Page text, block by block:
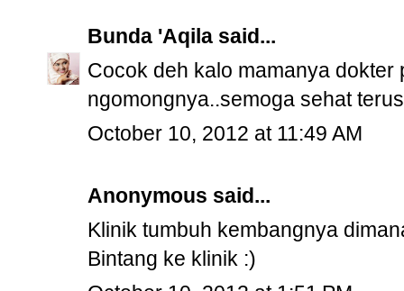
Bunda 'Aqila said...
Cocok deh kalo mamanya
ngomongnya..semoga sehat
October 10, 2012 at 11:49 AM
Anonymous said...
Klinik tumbuh kembangnya
Bintang ke klinik :)